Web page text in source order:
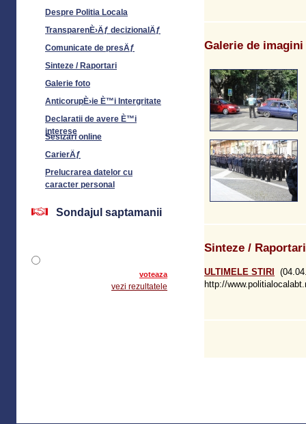
Galerie de imagini
Sinteze / Raportari
ULTIMELE STIRI
http://
Despre Politia Locala
TransparenÈ›Äƒ decizionalÄƒ
Comunicate de presÄƒ
Sinteze / Raportari
Galerie foto
AnticorupÈ›ie È™i Intergritate
Declaratii de avere È™i
interese
Sesizari online
CarierÄƒ
Prelucrarea datelor cu
caracter personal
Sondajul saptamanii
voteaza
vezi rezultatele